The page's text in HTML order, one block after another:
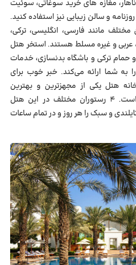
مغازه های خرید سوغاتی، سوئیت
و سالن زیبایی نیز استفاده کنید.
هتل به ۲۲ زبان مختلف مانند فارسی، انگلیسی، ترکی،
عربی و غیره مسلط هستند. استخر هتل
حمام ترکی و باشگاه بدنسازی، خدمات
به شما ارائه می‌کند. خبر خوب برای
هتل یکی از مجهزترین و بهترین
کتابخانه های شهر دبی است. ۴ رستوران مختلف در این هتل
و سبک را هر روز و در تمام ساعات